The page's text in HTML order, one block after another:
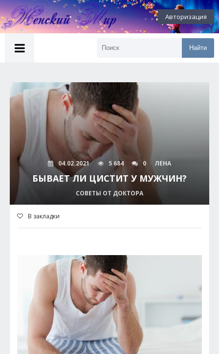
Авторизация
Найти
04.02.2021 5 684 0 ЛЕНА
БЫВАЕТ ЛИ ЦИСТИТ У МУЖЧИН?
СОВЕТЫ ОТ ДОКТОРА
В закладки